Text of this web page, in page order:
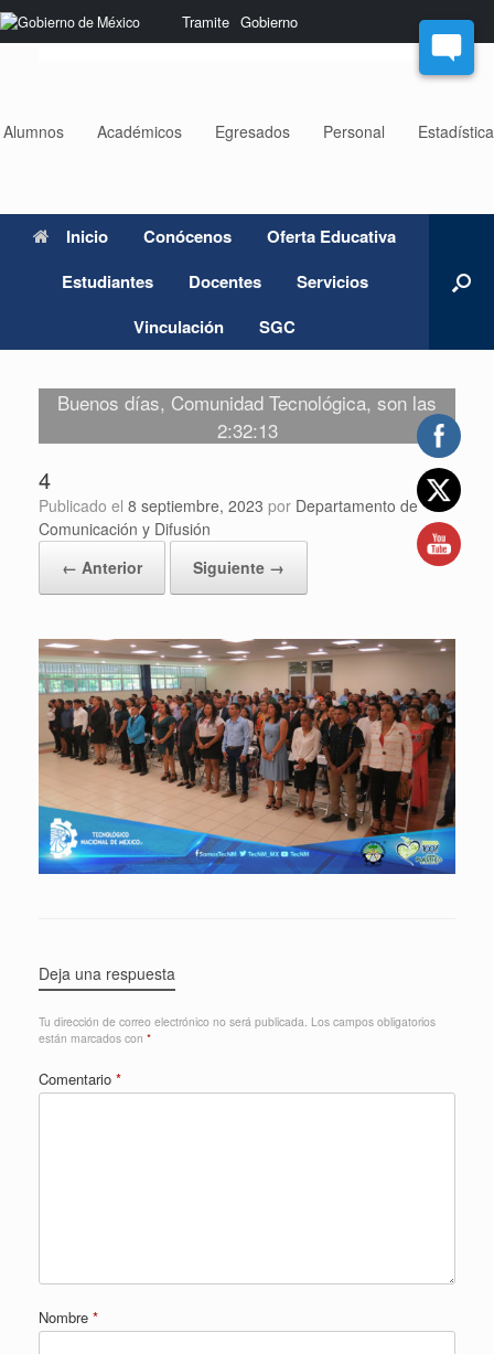
Nota:
este
sistema
Tramite Gobierno
Saltar
al
Alumnos Académicos Egresados Personal
Inicio Conócenos
Oferta Educativa
Estudiantes
Docentes
Servicios
Vinculación
SGC
Buenos días, Comunidad Tecnológica, son las
2:32:13
4
Publicado el 8 septiembre, 2023 por Departamento de
Comunicación y Difusión
← Anterior
Siguiente →
Deja una respuesta
Tu dirección de correo electrónico no será publicada. Los campos obligatorios
están marcados con *
Comentario *
Nombre *